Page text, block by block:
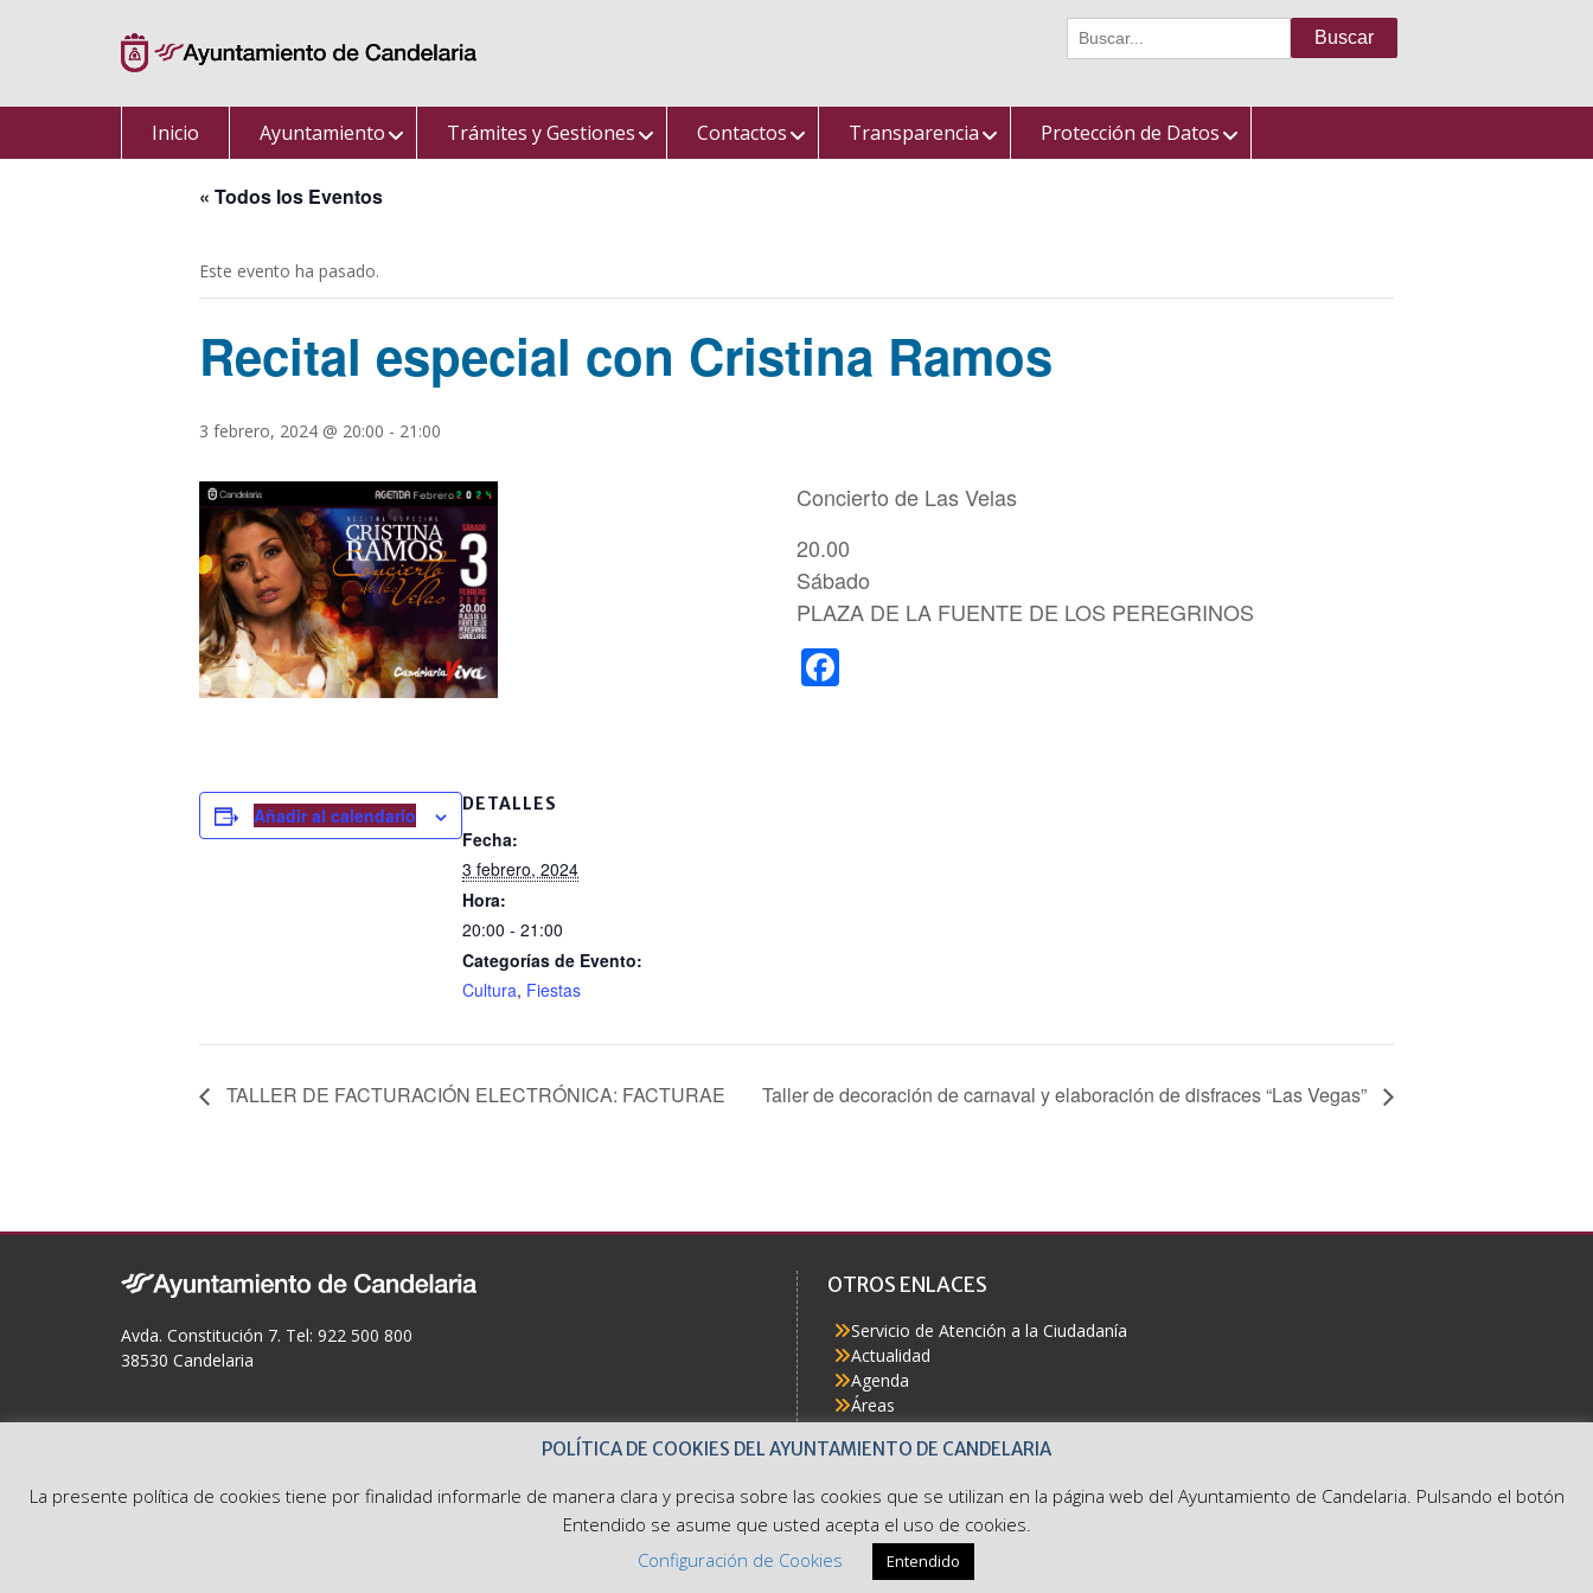
Buscar:
Inicio Ayuntamiento Trámites y Gestiones Contactos Transparencia Protección de Datos
« Todos los Eventos
Este evento ha pasado.
Recital especial con Cristina Ramos
3 febrero, 2024 @ 20:00 - 21:00
Concierto de Las Velas
20.00
Sábado
PLAZA DE LA FUENTE DE LOS PEREGRINOS
Añadir al calendario DETALLES
Fecha:
3 febrero, 2024
Hora:
20:00 - 21:00
Categorías de Evento:
Cultura, Fiestas
TALLER DE FACTURACIÓN ELECTRÓNICA: FACTURAE Taller de decoración de carnaval y elaboración de disfraces “Las Vegas”
Avda. Constitución 7. Tel: 922 500 800
38530 Candelaria
OTROS ENLACES
Servicio de Atención a la Ciudadanía
Actualidad
Agenda
Áreas
Buzón del Ciudadano
Accesibilidad
Ayuntamiento de Candelaria. Avda. Constitución 7. Tel: 922 500 800
POLÍTICA DE COOKIES DEL AYUNTAMIENTO DE CANDELARIA
La presente política de cookies tiene por finalidad informarle de manera clara y precisa sobre las cookies que se utilizan en la página web del Ayuntamiento de Candelaria. Pulsando el botón
Entendido se asume que usted acepta el uso de cookies.
Configuración de Cookies
Entendido